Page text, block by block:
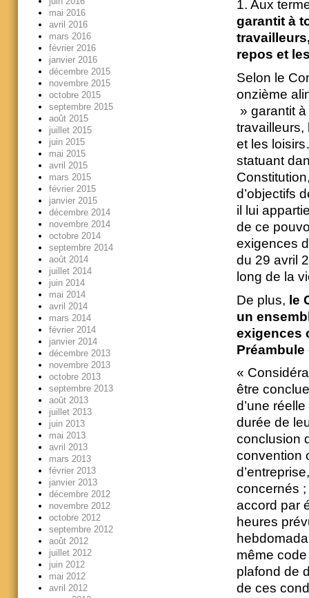
1. Aux
garantit à
repos et
Selon le
onzième
» garantit
travailleurs,
et les
statuant
d’objectifs
il lui
de ce
exigences
du 29 avril
long de la
De plus, le
un
exigences
Préambule
«
être
d’une
durée de
conclusion
convention
concernés
accord par
heures
même
plafond de
de ces
mai 2016
avril 2016
mars 2016
février 2016
janvier 2016
décembre 2015
novembre 2015
octobre 2015
septembre 2015
août 2015
juillet 2015
juin 2015
mai 2015
avril 2015
mars 2015
février 2015
janvier 2015
décembre 2014
novembre 2014
octobre 2014
septembre 2014
août 2014
juillet 2014
juin 2014
mai 2014
avril 2014
mars 2014
février 2014
janvier 2014
décembre 2013
novembre 2013
octobre 2013
septembre 2013
août 2013
juillet 2013
juin 2013
mai 2013
avril 2013
mars 2013
février 2013
janvier 2013
décembre 2012
novembre 2012
octobre 2012
septembre 2012
août 2012
juillet 2012
juin 2012
mai 2012
avril 2012